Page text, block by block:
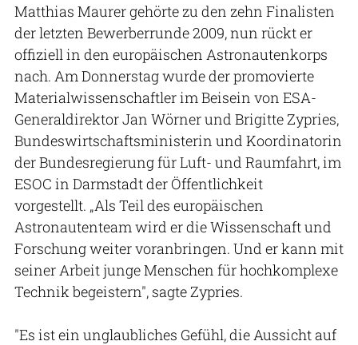
Matthias Maurer gehörte zu den zehn Finalisten
der letzten Bewerberrunde 2009, nun rückt er
offiziell in den europäischen Astronautenkorps
nach. Am Donnerstag wurde der promovierte
Materialwissenschaftler im Beisein von ESA-
Generaldirektor Jan Wörner und Brigitte Zypries,
Bundeswirtschaftsministerin und Koordinatorin
der Bundesregierung für Luft- und Raumfahrt, im
ESOC in Darmstadt der Öffentlichkeit
vorgestellt. „Als Teil des europäischen
Astronautenteam wird er die Wissenschaft und
Forschung weiter voranbringen. Und er kann mit
seiner Arbeit junge Menschen für hochkomplexe
Technik begeistern", sagte Zypries.
"Es ist ein unglaubliches Gefühl, die Aussicht auf